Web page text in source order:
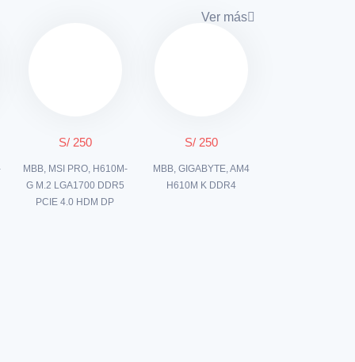
Ver más
S/ 250
MBB, MSI PRO, H610M-
G M.2 LGA1700 DDR5
PCIE 4.0 HDM DP
S/ 250
MBB, GIGABYTE, AM4
H610M K DDR4